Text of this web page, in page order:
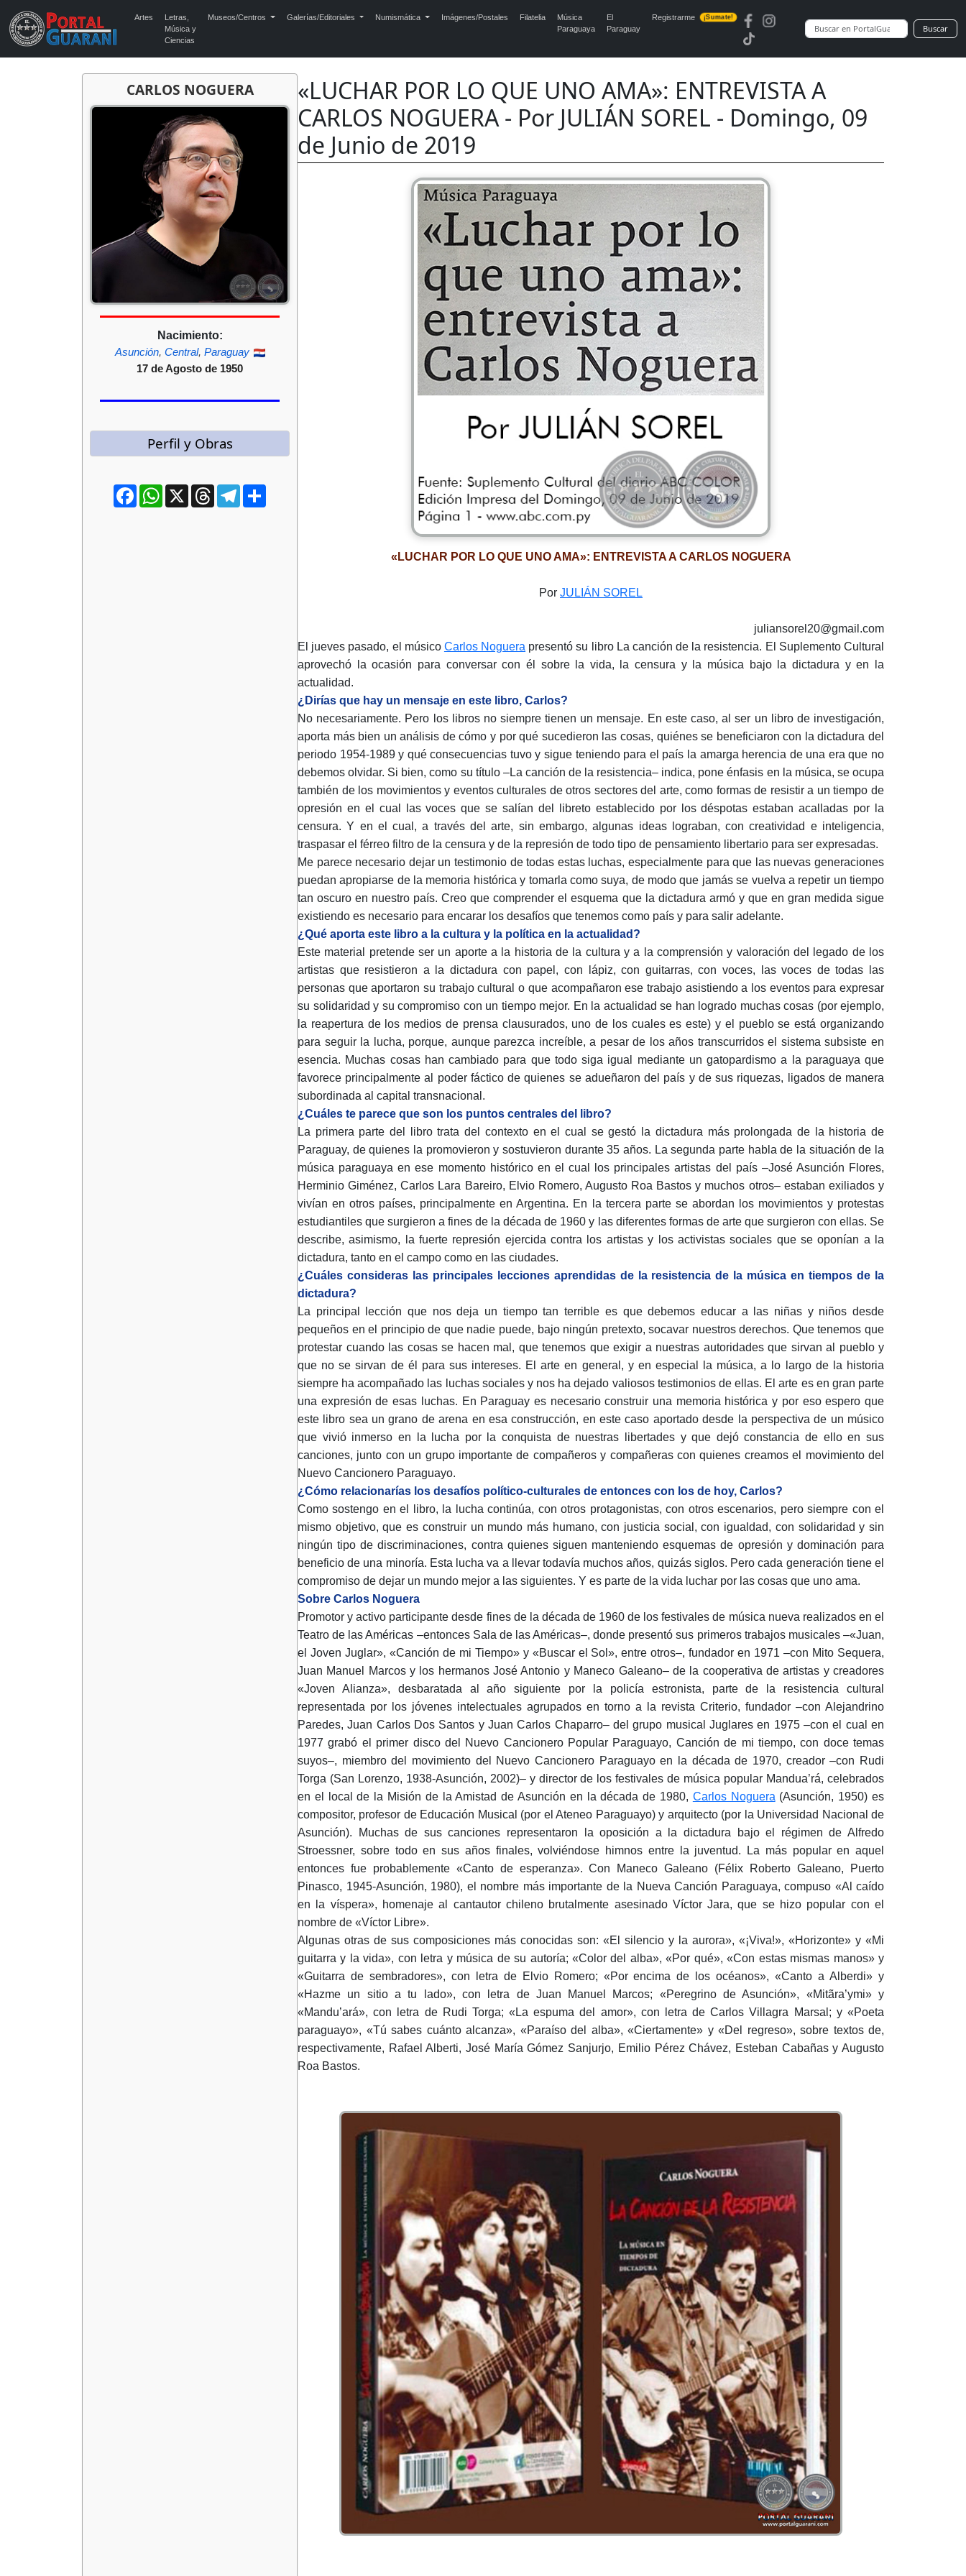
Artes
Letras,
Música y
Ciencias
Museos/Centros Galerías/Editoriales Numismática Imágenes/Postales Filatelia
Música
Paraguaya
El
Paraguay
Registrarme ¡Sumate!
Buscar
CARLOS NOGUERA
Nacimiento:
Asunción, Central, Paraguay
17 de Agosto de 1950
Perfil y Obras
FacebookWhatsApp
X ThreadsTelegram
«LUCHAR POR LO QUE UNO AMA»: ENTREVISTA A
CARLOS NOGUERA - Por JULIÁN SOREL - Domingo, 09
de Junio de 2019
«LUCHAR POR LO QUE UNO AMA»: ENTREVISTA A CARLOS NOGUERA
Por JULIÁN SOREL
juliansorel20@gmail.com
El jueves pasado, el músico Carlos Noguera presentó su libro La canción de la resistencia. El Suplemento Cultural
aprovechó la ocasión para conversar con él sobre la vida, la censura y la música bajo la dictadura y en la
actualidad.
¿Dirías que hay un mensaje en este libro, Carlos?
No necesariamente. Pero los libros no siempre tienen un mensaje. En este caso, al ser un libro de investigación,
aporta más bien un análisis de cómo y por qué sucedieron las cosas, quiénes se beneficiaron con la dictadura del
periodo 1954-1989 y qué consecuencias tuvo y sigue teniendo para el país la amarga herencia de una era que no
debemos olvidar. Si bien, como su título –La canción de la resistencia– indica, pone énfasis en la música, se ocupa
también de los movimientos y eventos culturales de otros sectores del arte, como formas de resistir a un tiempo de
opresión en el cual las voces que se salían del libreto establecido por los déspotas estaban acalladas por la
censura. Y en el cual, a través del arte, sin embargo, algunas ideas lograban, con creatividad e inteligencia,
traspasar el férreo filtro de la censura y de la represión de todo tipo de pensamiento libertario para ser expresadas.
Me parece necesario dejar un testimonio de todas estas luchas, especialmente para que las nuevas generaciones
puedan apropiarse de la memoria histórica y tomarla como suya, de modo que jamás se vuelva a repetir un tiempo
tan oscuro en nuestro país. Creo que comprender el esquema que la dictadura armó y que en gran medida sigue
existiendo es necesario para encarar los desafíos que tenemos como país y para salir adelante.
¿Qué aporta este libro a la cultura y la política en la actualidad?
Este material pretende ser un aporte a la historia de la cultura y a la comprensión y valoración del legado de los
artistas que resistieron a la dictadura con papel, con lápiz, con guitarras, con voces, las voces de todas las
personas que aportaron su trabajo cultural o que acompañaron ese trabajo asistiendo a los eventos para expresar
su solidaridad y su compromiso con un tiempo mejor. En la actualidad se han logrado muchas cosas (por ejemplo,
la reapertura de los medios de prensa clausurados, uno de los cuales es este) y el pueblo se está organizando
para seguir la lucha, porque, aunque parezca increíble, a pesar de los años transcurridos el sistema subsiste en
esencia. Muchas cosas han cambiado para que todo siga igual mediante un gatopardismo a la paraguaya que
favorece principalmente al poder fáctico de quienes se adueñaron del país y de sus riquezas, ligados de manera
subordinada al capital transnacional.
¿Cuáles te parece que son los puntos centrales del libro?
La primera parte del libro trata del contexto en el cual se gestó la dictadura más prolongada de la historia de
Paraguay, de quienes la promovieron y sostuvieron durante 35 años. La segunda parte habla de la situación de la
música paraguaya en ese momento histórico en el cual los principales artistas del país –José Asunción Flores,
Herminio Giménez, Carlos Lara Bareiro, Elvio Romero, Augusto Roa Bastos y muchos otros– estaban exiliados y
vivían en otros países, principalmente en Argentina. En la tercera parte se abordan los movimientos y protestas
estudiantiles que surgieron a fines de la década de 1960 y las diferentes formas de arte que surgieron con ellas. Se
describe, asimismo, la fuerte represión ejercida contra los artistas y los activistas sociales que se oponían a la
dictadura, tanto en el campo como en las ciudades.
¿Cuáles consideras las principales lecciones aprendidas de la resistencia de la música en tiempos de la
dictadura?
La principal lección que nos deja un tiempo tan terrible es que debemos educar a las niñas y niños desde
pequeños en el principio de que nadie puede, bajo ningún pretexto, socavar nuestros derechos. Que tenemos que
protestar cuando las cosas se hacen mal, que tenemos que exigir a nuestras autoridades que sirvan al pueblo y
que no se sirvan de él para sus intereses. El arte en general, y en especial la música, a lo largo de la historia
siempre ha acompañado las luchas sociales y nos ha dejado valiosos testimonios de ellas. El arte es en gran parte
una expresión de esas luchas. En Paraguay es necesario construir una memoria histórica y por eso espero que
este libro sea un grano de arena en esa construcción, en este caso aportado desde la perspectiva de un músico
que vivió inmerso en la lucha por la conquista de nuestras libertades y que dejó constancia de ello en sus
canciones, junto con un grupo importante de compañeros y compañeras con quienes creamos el movimiento del
Nuevo Cancionero Paraguayo.
¿Cómo relacionarías los desafíos político-culturales de entonces con los de hoy, Carlos?
Como sostengo en el libro, la lucha continúa, con otros protagonistas, con otros escenarios, pero siempre con el
mismo objetivo, que es construir un mundo más humano, con justicia social, con igualdad, con solidaridad y sin
ningún tipo de discriminaciones, contra quienes siguen manteniendo esquemas de opresión y dominación para
beneficio de una minoría. Esta lucha va a llevar todavía muchos años, quizás siglos. Pero cada generación tiene el
compromiso de dejar un mundo mejor a las siguientes. Y es parte de la vida luchar por las cosas que uno ama.
Sobre Carlos Noguera
Promotor y activo participante desde fines de la década de 1960 de los festivales de música nueva realizados en el
Teatro de las Américas –entonces Sala de las Américas–, donde presentó sus primeros trabajos musicales –«Juan,
el Joven Juglar», «Canción de mi Tiempo» y «Buscar el Sol», entre otros–, fundador en 1971 –con Mito Sequera,
Juan Manuel Marcos y los hermanos José Antonio y Maneco Galeano– de la cooperativa de artistas y creadores
«Joven Alianza», desbaratada al año siguiente por la policía estronista, parte de la resistencia cultural
representada por los jóvenes intelectuales agrupados en torno a la revista Criterio, fundador –con Alejandrino
Paredes, Juan Carlos Dos Santos y Juan Carlos Chaparro– del grupo musical Juglares en 1975 –con el cual en
1977 grabó el primer disco del Nuevo Cancionero Popular Paraguayo, Canción de mi tiempo, con doce temas
suyos–, miembro del movimiento del Nuevo Cancionero Paraguayo en la década de 1970, creador –con Rudi
Torga (San Lorenzo, 1938-Asunción, 2002)– y director de los festivales de música popular Mandua’rá, celebrados
en el local de la Misión de la Amistad de Asunción en la década de 1980, Carlos Noguera (Asunción, 1950) es
compositor, profesor de Educación Musical (por el Ateneo Paraguayo) y arquitecto (por la Universidad Nacional de
Asunción). Muchas de sus canciones representaron la oposición a la dictadura bajo el régimen de Alfredo
Stroessner, sobre todo en sus años finales, volviéndose himnos entre la juventud. La más popular en aquel
entonces fue probablemente «Canto de esperanza». Con Maneco Galeano (Félix Roberto Galeano, Puerto
Pinasco, 1945-Asunción, 1980), el nombre más importante de la Nueva Canción Paraguaya, compuso «Al caído
en la víspera», homenaje al cantautor chileno brutalmente asesinado Víctor Jara, que se hizo popular con el
nombre de «Víctor Libre».
Algunas otras de sus composiciones más conocidas son: «El silencio y la aurora», «¡Viva!», «Horizonte» y «Mi
guitarra y la vida», con letra y música de su autoría; «Color del alba», «Por qué», «Con estas mismas manos» y
«Guitarra de sembradores», con letra de Elvio Romero; «Por encima de los océanos», «Canto a Alberdi» y
«Hazme un sitio a tu lado», con letra de Juan Manuel Marcos; «Peregrino de Asunción», «Mitãra’ymi» y
«Mandu’ará», con letra de Rudi Torga; «La espuma del amor», con letra de Carlos Villagra Marsal; y «Poeta
paraguayo», «Tú sabes cuánto alcanza», «Paraíso del alba», «Ciertamente» y «Del regreso», sobre textos de,
respectivamente, Rafael Alberti, José María Gómez Sanjurjo, Emilio Pérez Chávez, Esteban Cabañas y Augusto
Roa Bastos.